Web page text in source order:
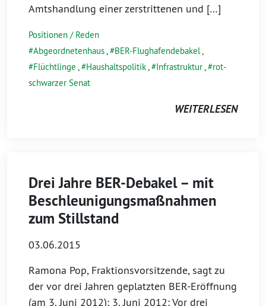
Amtshandlung einer zerstrittenen und […]
Positionen / Reden
Abgeordnetenhaus, BER-Flughafendebakel,
Flüchtlinge , Haushaltspolitik, Infrastruktur,
rot-
schwarzer Senat
WEITERLESEN
Drei Jahre BER-Debakel – mit
Beschleunigungsmaßnahmen
zum Stillstand
03.06.2015
Ramona Pop, Fraktionsvorsitzende, sagt zu
der vor drei Jahren geplatzten BER-Eröffnung
(am 3. Juni 2012): 3. Juni 2012: Vor drei